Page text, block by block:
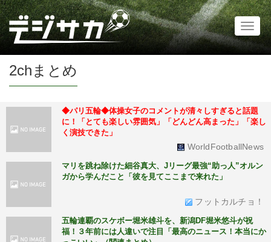
2chまとめ
◆パリ五輪◆体操女子のコメントが清々しすぎると話題
に！「とても楽しい雰囲気」「どんどん高まった」「楽し
く演技できた」
WorldFootballNews
マリを跳ね除けた細谷真大、Jリーグ最強“助っ人”オルン
ガから学んだこと「彼を見てここまで来れた」
フットカルチョ！
五輪連覇のスケボー堀米雄斗を、新潟DF堀米悠斗が祝
福！３年前には人違いで注目「最高のニュース！本当にか